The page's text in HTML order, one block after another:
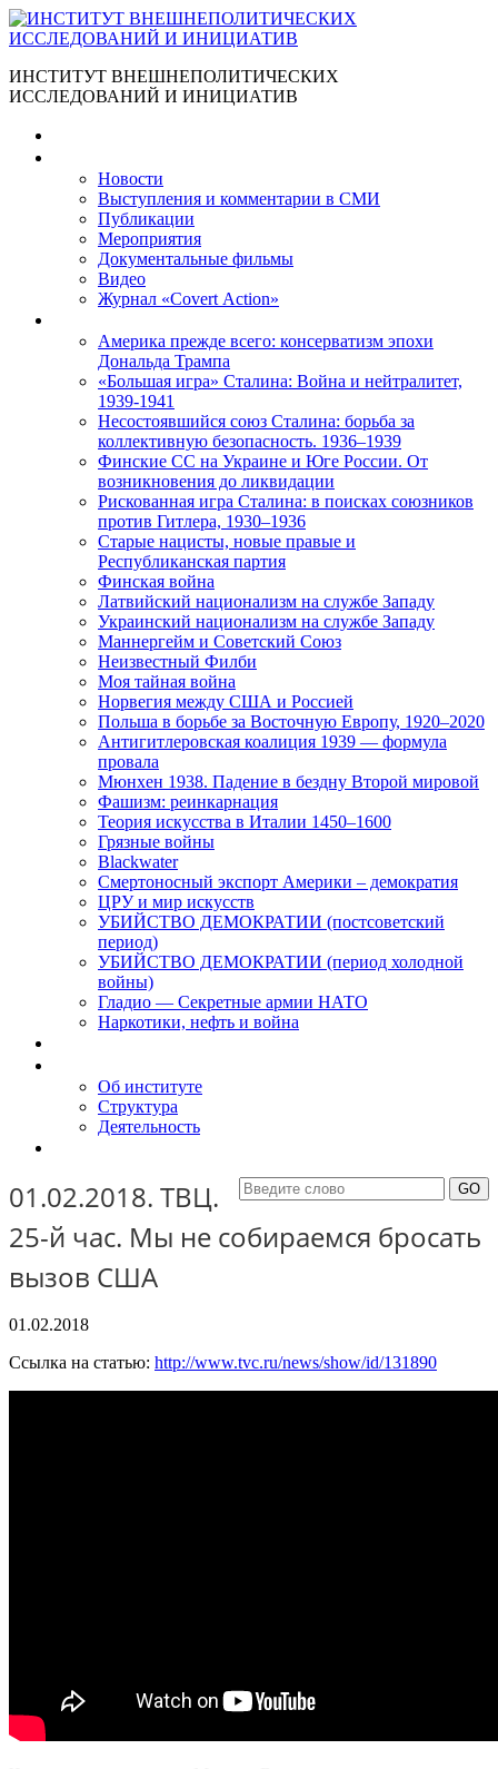
ИНСТИТУТ ВНЕШНЕПОЛИТИЧЕСКИХ
ИССЛЕДОВАНИЙ И ИНИЦИАТИВ
Новости
Выступления и коммента­рии в СМИ
Публикации
Мероприятия
Документальные фильмы
Видео
Журнал «Covert Action»
Америка прежде всего: консерватизм эпохи
Дональда Трампа
«Большая игра» Сталина: Война и нейтралитет,
1939-1941
Несостоявшийся союз Сталина: борьба за
коллективную безопасность. 1936–1939
Финские СС на Украине и Юге России. От
возникновения до ликвидации
Рискованная игра Сталина: в поисках союзников
против Гитлера, 1930–1936
Старые нацисты, новые правые и
Республиканская партия
Финская война
Латвийский национализм на службе Западу
Украинский национализм на службе Западу
Маннергейм и Советский Союз
Неизвестный Филби
Моя тайная война
Норвегия между США и Россией
Польша в борьбе за Восточную Европу, 1920–2020
Антигитлеровская коалиция 1939 — формула
провала
Мюнхен 1938. Падение в бездну Второй мировой
Фашизм: реинкарнация
Теория искусства в Италии 1450–1600
Грязные войны
Blackwater
Смертоносный экспорт Америки – демократия
ЦРУ и мир искусств
УБИЙСТВО ДЕМОКРАТИИ (постсоветский
период)
УБИЙСТВО ДЕМОКРАТИИ (период холодной
войны)
Гладио — Секретные армии НАТО
Наркотики, нефть и война
Об институте
Структура
Деятельность
01.02.2018. ТВЦ.
25-й час. Мы не собираемся бросать
вызов США
01.02.2018
Ссылка на статью: http://www.tvc.ru/news/show/id/131890